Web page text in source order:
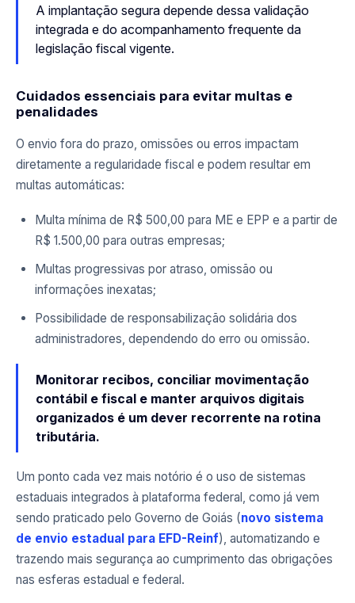
A implantação segura depende dessa validação
integrada e do acompanhamento frequente da
legislação fiscal vigente.
Cuidados essenciais para evitar multas e
penalidades
O envio fora do prazo, omissões ou erros impactam
diretamente a regularidade fiscal e podem resultar em
multas automáticas:
Multa mínima de R$ 500,00 para ME e EPP e a partir de
R$ 1.500,00 para outras empresas;
Multas progressivas por atraso, omissão ou
informações inexatas;
Possibilidade de responsabilização solidária dos
administradores, dependendo do erro ou omissão.
Monitorar recibos, conciliar movimentação
contábil e fiscal e manter arquivos digitais
organizados é um dever recorrente na rotina
tributária.
Um ponto cada vez mais notório é o uso de sistemas
estaduais integrados à plataforma federal, como já vem
sendo praticado pelo Governo de Goiás (novo sistema
de envio estadual para EFD-Reinf), automatizando e
trazendo mais segurança ao cumprimento das obrigações
nas esferas estadual e federal.